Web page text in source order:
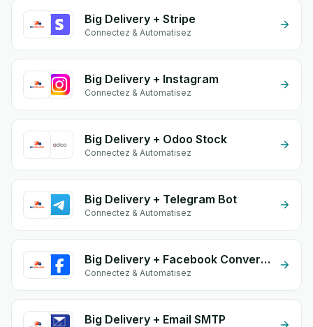
Big Delivery + Stripe
Connectez & Automatisez
Big Delivery + Instagram
Connectez & Automatisez
Big Delivery + Odoo Stock
Connectez & Automatisez
Big Delivery + Telegram Bot
Connectez & Automatisez
Big Delivery + Facebook Conversion API (CAPI)
Connectez & Automatisez
Big Delivery + Email SMTP